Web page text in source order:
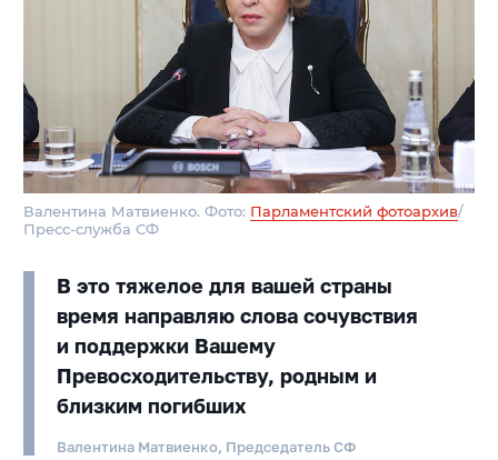
Валентина Матвиенко. Фото: Парламентский фотоархив/
Пресс-служба СФ
В это тяжелое для вашей страны
время направляю слова сочувствия
и поддержки Вашему
Превосходительству, родным и
близким погибших
Валентина Матвиенко, Председатель СФ